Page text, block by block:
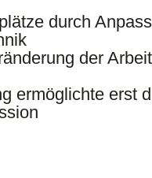
durch
der
ermöglichte erst